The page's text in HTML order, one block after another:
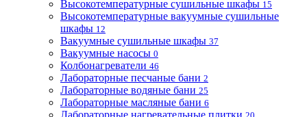
Высокотемпературные сушильные шкафы 15
Высокотемпературные вакуумные сушильные
шкафы 12
Вакуумные сушильные шкафы 37
Вакуумные насосы 0
Колбонагреватели 46
Лабораторные песчаные бани 2
Лабораторные водяные бани 25
Лабораторные масляные бани 6
Лабораторные нагревательные плитки